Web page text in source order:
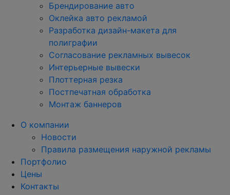
Брендирование авто
Оклейка авто рекламой
Разработка дизайн-макета для
полиграфии
Согласование рекламных вывесок
Интерьерные вывески
Плоттерная резка
Постпечатная обработка
Монтаж баннеров
О компании
Новости
Правила размещения наружной рекламы
Портфолио
Цены
Контакты